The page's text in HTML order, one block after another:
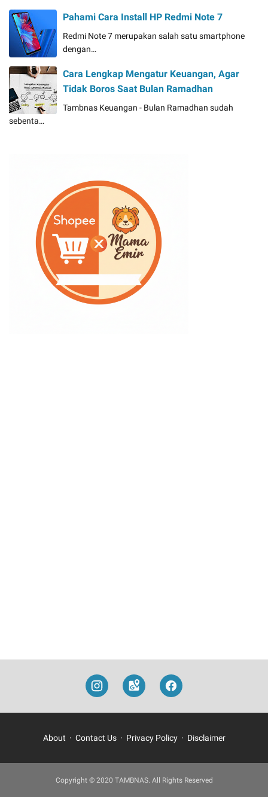
Pahami Cara Install HP Redmi Note 7
Redmi Note 7 merupakan salah satu smartphone
dengan…
Cara Lengkap Mengatur Keuangan, Agar
Tidak Boros Saat Bulan Ramadhan
Tambnas Keuangan - Bulan Ramadhan sudah
sebenta…
About Contact Us Privacy Policy Disclaimer
Copyright © 2020 TAMBNAS. All Rights Reserved